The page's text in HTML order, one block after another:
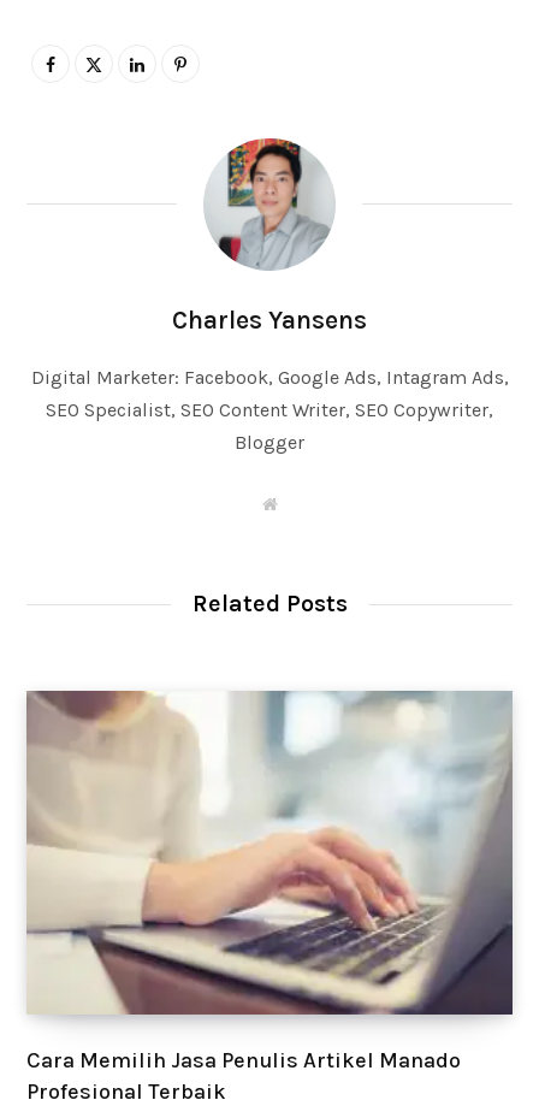
Charles Yansens
Digital Marketer: Facebook, Google Ads, Intagram Ads,
SEO Specialist, SEO Content Writer, SEO Copywriter,
Blogger
W
Related Posts
Cara Memilih Jasa Penulis Artikel Manado
Profesional Terbaik